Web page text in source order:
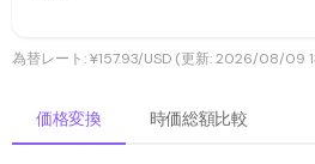
為替レート: ¥157.93/USD (更新: 2026/08/09
価格変換 時価総額比較